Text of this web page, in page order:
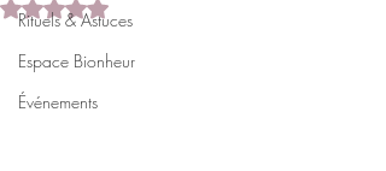
Rituels & Astuces
Espace Bionheur
Événements
Noté NaN étoiles sur 5.